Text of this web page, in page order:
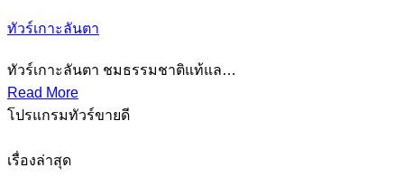
ทัวร์เกาะลันตา
ทัวร์เกาะลันตา ชมธรรมชาติแท้แล…
Read More
โปรแกรมทัวร์ขายดี
เรื่องล่าสุด